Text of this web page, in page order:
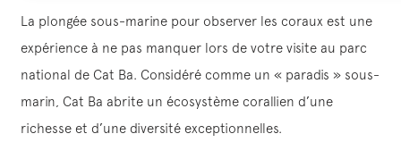
La plongée sous-marine pour observer les coraux est une
expérience à ne pas manquer lors de votre visite au parc
national de Cat Ba. Considéré comme un « paradis » sous-
marin, Cat Ba abrite un écosystème corallien d’une
richesse et d’une diversité exceptionnelles.